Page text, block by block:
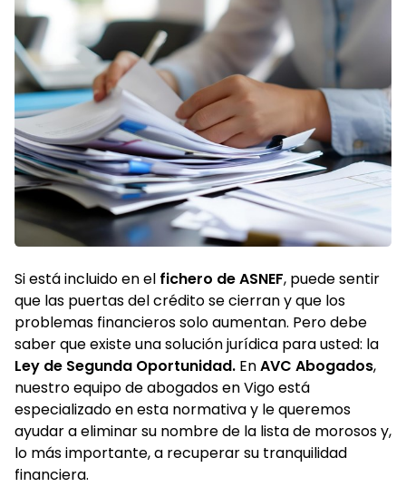
Si está incluido en el fichero de ASNEF, puede sentir
que las puertas del crédito se cierran y que los
problemas financieros solo aumentan. Pero debe
saber que existe una solución jurídica para usted: la
Ley de Segunda Oportunidad. EnAVC Abogados,
nuestro equipo de abogados en Vigo está
especializado en esta normativa y le queremos
ayudar a eliminar su nombre de la lista de morosos y,
lo más importante, a recuperar su tranquilidad
financiera.